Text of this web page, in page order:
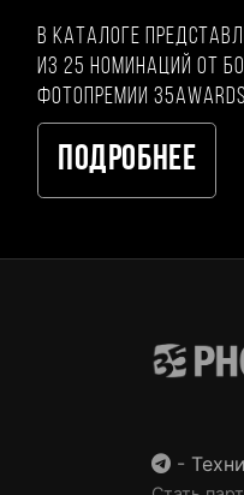
В каталоге
из 25 номинаций от
фотопремии 35AWARDS
Подробнее
-